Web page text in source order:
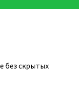
без скрытых